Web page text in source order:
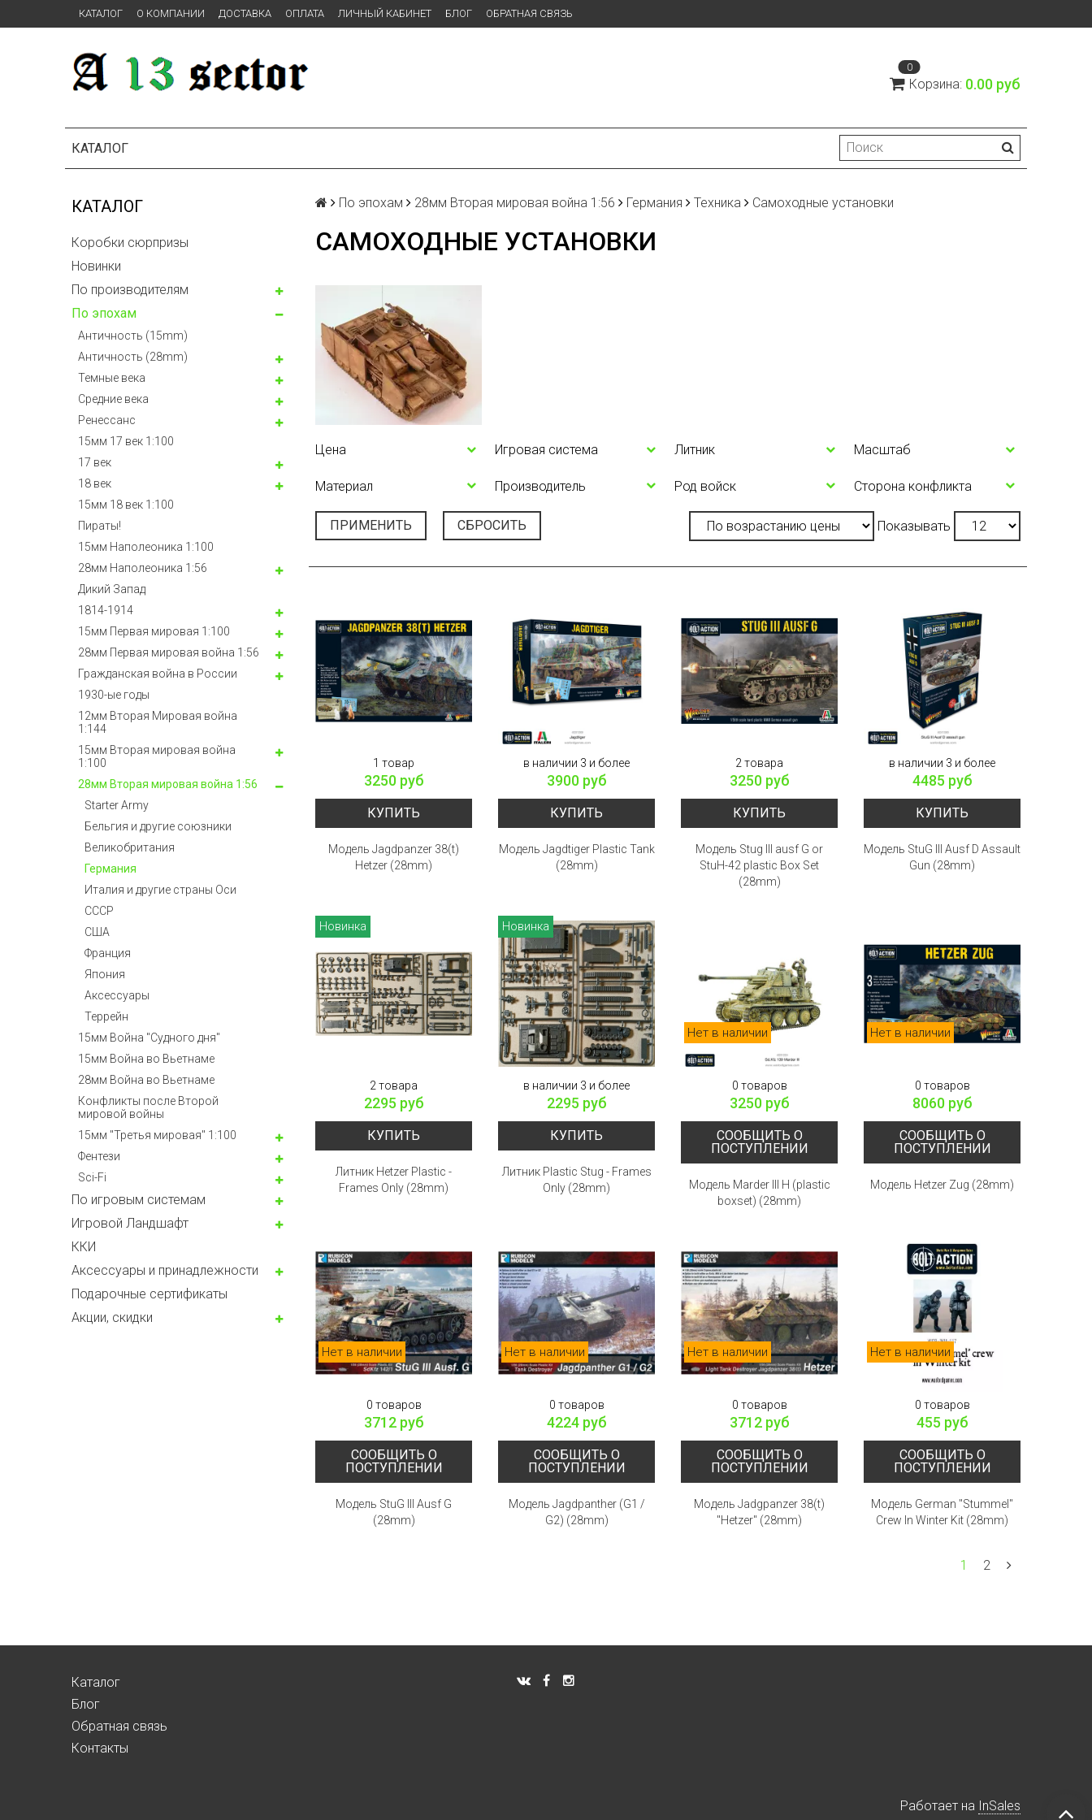
КАТАЛОГ О КОМПАНИИ ДОСТАВКА ОПЛАТА ЛИЧНЫЙ КАБИНЕТ БЛОГ ОБРАТНАЯ СВЯЗЬ
0
Корзина: 0.00 руб
КАТАЛОГ
КАТАЛОГ
Коробки сюрпризы
Новинки
По производителям
По эпохам
Античность (15mm)
Античность (28mm)
Темные века
Средние века
Ренессанс
15мм 17 век 1:100
17 век
18 век
15мм 18 век 1:100
Пираты!
15мм Наполеоника 1:100
28мм Наполеоника 1:56
Дикий Запад
1814-1914
15мм Первая мировая 1:100
28мм Первая мировая война 1:56
Гражданская война в России
1930-ые годы
12мм Вторая Мировая война
1:144
15мм Вторая мировая война
1:100
28мм Вторая мировая война 1:56
Starter Army
Бельгия и другие союзники
Великобритания
Германия
Италия и другие страны Оси
СССР
США
Франция
Япония
Аксессуары
Террейн
15мм Война "Судного дня"
15мм Война во Вьетнаме
28мм Война во Вьетнаме
Конфликты после Второй
мировой войны
15мм "Третья мировая" 1:100
Фентези
Sci-Fi
По игровым системам
Игровой Ландшафт
ККИ
Аксессуары и принадлежности
Подарочные сертификаты
Акции, скидки
По эпохам 28мм Вторая мировая война 1:56 Германия Техника Самоходные установки
САМОХОДНЫЕ УСТАНОВКИ
Цена Игровая система Литник Масштаб
Материал Производитель Род войск Сторона конфликта
ПРИМЕНИТЬ СБРОСИТЬ Показывать
1 товар
3250 руб
КУПИТЬ
Модель Jagdpanzer 38(t)
Hetzer (28mm)
в наличии 3 и более
3900 руб
КУПИТЬ
Модель Jagdtiger Plastic Tank
(28mm)
2 товара
3250 руб
КУПИТЬ
Модель Stug III ausf G or
StuH-42 plastic Box Set
(28mm)
в наличии 3 и более
4485 руб
КУПИТЬ
Модель StuG III Ausf D Assault
Gun (28mm)
Новинка
2 товара
2295 руб
КУПИТЬ
Литник Hetzer Plastic -
Frames Only (28mm)
Новинка
в наличии 3 и более
2295 руб
КУПИТЬ
Литник Plastic Stug - Frames
Only (28mm)
Нет в наличии
0 товаров
3250 руб
СООБЩИТЬ О
ПОСТУПЛЕНИИ
Модель Marder III H (plastic
boxset) (28mm)
Нет в наличии
0 товаров
8060 руб
СООБЩИТЬ О
ПОСТУПЛЕНИИ
Модель Hetzer Zug (28mm)
Нет в наличии
0 товаров
3712 руб
СООБЩИТЬ О
ПОСТУПЛЕНИИ
Модель StuG III Ausf G
(28mm)
Нет в наличии
0 товаров
4224 руб
СООБЩИТЬ О
ПОСТУПЛЕНИИ
Модель Jagdpanther (G1 /
G2) (28mm)
Нет в наличии
0 товаров
3712 руб
СООБЩИТЬ О
ПОСТУПЛЕНИИ
Модель Jadgpanzer 38(t)
"Hetzer" (28mm)
Нет в наличии
0 товаров
455 руб
СООБЩИТЬ О
ПОСТУПЛЕНИИ
Модель German ''Stummel''
Crew In Winter Kit (28mm)
1 2
Каталог
Блог
Обратная связь
Контакты
Работает на InSales